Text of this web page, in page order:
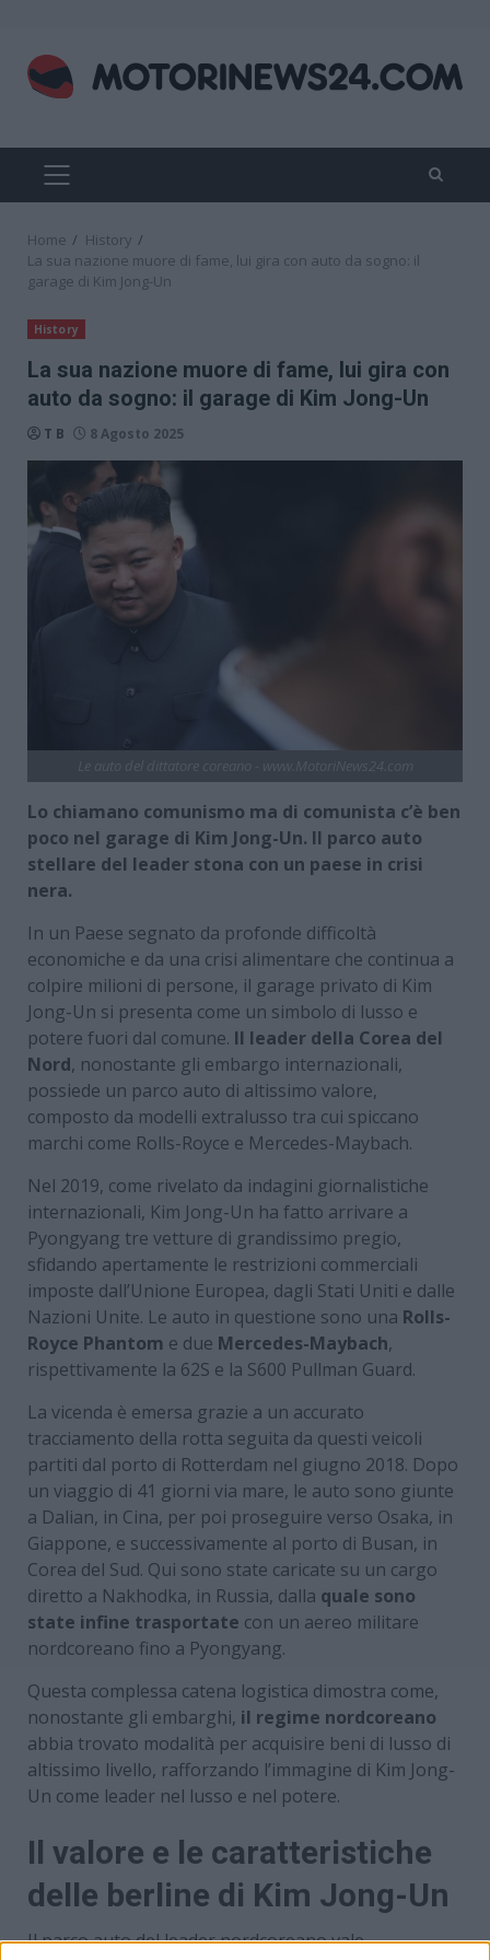
content
PRIMARY
MENU
Home
History
La sua nazione muore di fame, lui gira con auto da sogno: il
garage di Kim Jong-Un
History
La sua nazione muore di fame, lui gira con
auto da sogno: il garage di Kim Jong-Un
T B 8 Agosto 2025
Lo chiamano comunismo ma di comunista c’è ben
poco nel garage di Kim Jong-Un. Il parco auto
stellare del leader stona con un paese in crisi
nera.
In un Paese segnato da profonde difficoltà
economiche e da una crisi alimentare che continua a
colpire milioni di persone, il garage privato di Kim
Jong-Un si presenta come un simbolo di lusso e
potere fuori dal comune. Il leader della Corea del
Nord, nonostante gli embargo internazionali,
possiede un parco auto di altissimo valore,
composto da modelli extralusso tra cui spiccano
marchi come Rolls-Royce e Mercedes-Maybach.
Nel 2019, come rivelato da indagini giornalistiche
internazionali, Kim Jong-Un ha fatto arrivare a
Pyongyang tre vetture di grandissimo pregio,
sfidando apertamente le restrizioni commerciali
imposte dall’Unione Europea, dagli Stati Uniti e dalle
Nazioni Unite. Le auto in questione sono una Rolls-
Royce Phantom e due Mercedes-Maybach,
rispettivamente la 62S e la S600 Pullman Guard.
La vicenda è emersa grazie a un accurato
tracciamento della rotta seguita da questi veicoli
partiti dal porto di Rotterdam nel giugno 2018. Dopo
un viaggio di 41 giorni via mare, le auto sono giunte
a Dalian, in Cina, per poi proseguire verso Osaka, in
Giappone, e successivamente al porto di Busan, in
Corea del Sud. Qui sono state caricate su un cargo
diretto a Nakhodka, in Russia, dalla quale sono
state infine trasportate con un aereo militare
nordcoreano fino a Pyongyang.
Questa complessa catena logistica dimostra come,
nonostante gli embarghi, il regime nordcoreano
abbia trovato modalità per acquisire beni di lusso di
altissimo livello, rafforzando l’immagine di Kim Jong-
Un come leader nel lusso e nel potere.
Il valore e le caratteristiche
delle berline di Kim Jong-Un
Il parco auto del leader nordcoreano vale